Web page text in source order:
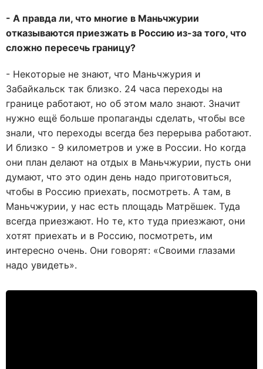
- А правда ли, что многие в Маньчжурии
отказываются приезжать в Россию из-за того, что
сложно пересечь границу?
- Некоторые не знают, что Маньчжурия и
Забайкальск так близко. 24 часа переходы на
границе работают, но об этом мало знают. Значит
нужно ещё больше пропаганды сделать, чтобы все
знали, что переходы всегда без перерыва работают.
И близко - 9 километров и уже в России. Но когда
они план делают на отдых в Маньчжурии, пусть они
думают, что это один день надо приготовиться,
чтобы в Россию приехать, посмотреть. А там, в
Маньчжурии, у нас есть площадь Матрёшек. Туда
всегда приезжают. Но те, кто туда приезжают, они
хотят приехать и в Россию, посмотреть, им
интересно очень. Они говорят: «Своими глазами
надо увидеть».